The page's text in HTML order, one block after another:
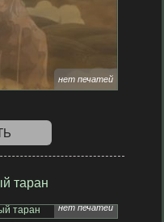
нет печатей
таран
нет печатей